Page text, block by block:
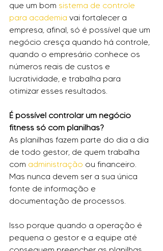
que um bom sistema de controle
para academia vai fortalecer a
empresa, afinal, só é possível que um
negócio cresça quando há controle,
quando o empresário conhece os
números reais de custos e
lucratividade, e trabalha para
otimizar esses resultados.
É possível controlar um negócio
fitness só com planilhas?
As planilhas fazem parte do dia a dia
de todo gestor, de quem trabalha
com administração ou financeiro.
Mas nunca devem ser a sua única
fonte de informação e
documentação de processos.
Isso porque quando a operação é
pequena o gestor e a equipe até